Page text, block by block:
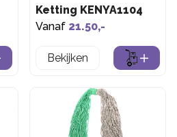
Ketting KENYA1104
Vanaf 21.50,-
Bekijken